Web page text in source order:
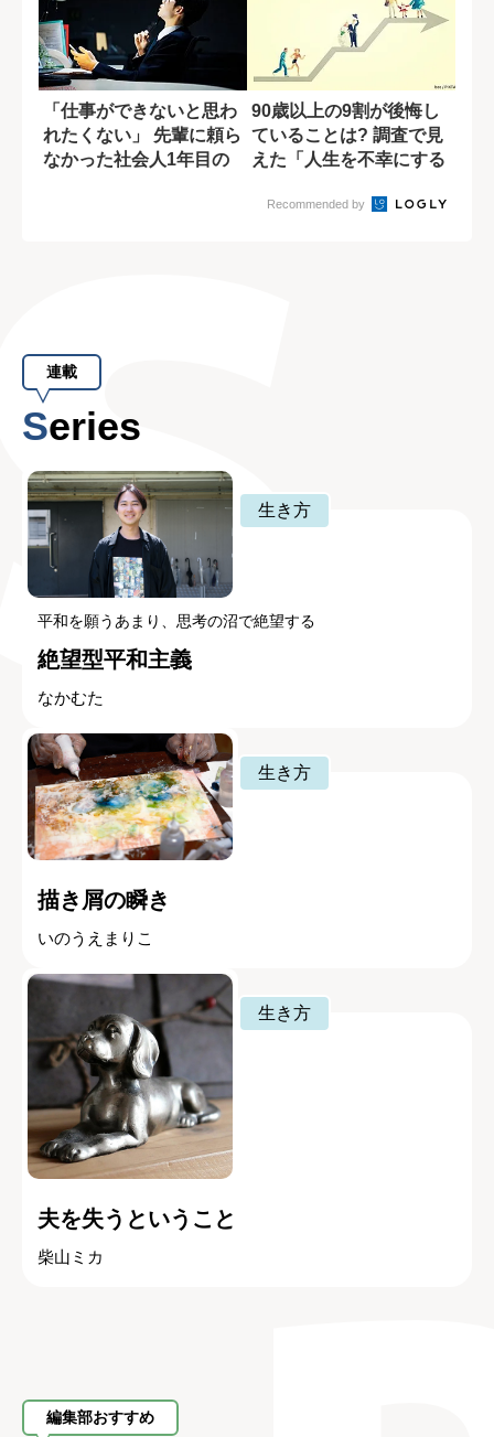
「仕事ができないと思わ
れたくない」 先輩に頼ら
なかった社会人1年目の
90歳以上の9割が後悔し
ていることは? 調査で見
えた「人生を不幸にする
Recommended by
連載
Series
生き方
平和を願うあまり、思考の沼で絶望する
絶望型平和主義
なかむた
生き方
描き屑の瞬き
いのうえまりこ
生き方
夫を失うということ
柴山ミカ
編集部おすすめ